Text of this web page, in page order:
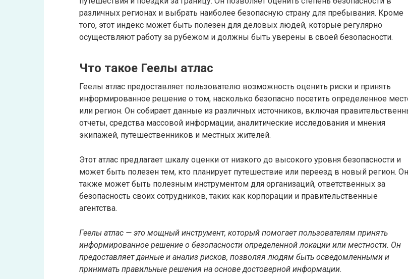
различных регионах и выбрать наиболее безопасную страну для пребывания. Кроме
того, этот индекс может быть полезен для деловых людей, которые регулярно
осуществляют работу за рубежом и должны быть уверены в своей безопасности.
Что такое Геелы атлас
Геелы атлас предоставляет пользователю возможность оценить риски и принять
информированное решение о том, насколько безопасно посетить определенное
или регион. Он собирает данные из различных источников, включая
отчеты, средства массовой информации, аналитические исследования и мнения
экипажей, путешественников и местных жителей.
Этот атлас предлагает шкалу оценки от низкого до высокого уровня безопасности и
может быть полезен тем, кто планирует путешествие или переезд в новый регион. Он
также может быть полезным инструментом для организаций, ответственных за
безопасность своих сотрудников, таких как корпорации и правительственные
агентства.
Геелы атлас — это мощный инструмент, который помогает пользователям принять
информированное решение о безопасности определенной локации или местности. Он
предоставляет данные и анализ рисков, позволяя людям быть осведомленными и
принимать правильные решения на основе достоверной информации.